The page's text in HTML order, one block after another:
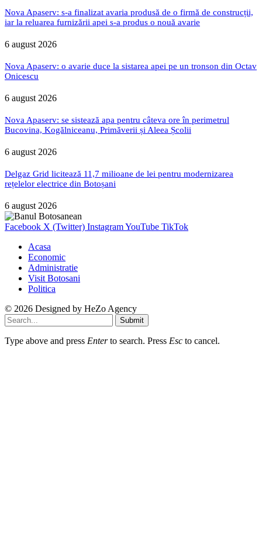
Nova Apaserv: s-a finalizat avaria produsă de o firmă de construcții,
iar la reluarea furnizării apei s-a produs o nouă avarie
6 august 2026
Nova Apaserv: o avarie duce la sistarea apei pe un tronson din Octav
Onicescu
6 august 2026
Nova Apaserv: se sistează apa pentru câteva ore în perimetrul
Bucovina, Kogălniceanu, Primăverii și Aleea Școlii
6 august 2026
Delgaz Grid licitează 11,7 milioane de lei pentru modernizarea
rețelelor electrice din Botoșani
6 august 2026
Facebook X (Twitter) InstagramYouTube TikTok
Acasa
Economic
Administratie
Visit Botosani
Politica
© 2026 Designed by HeZo Agency
Submit
Type above and press Enterto search. Press Esc to cancel.